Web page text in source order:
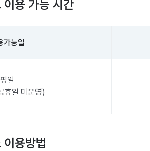
이용 가능 시간
가능일
평일
휴일 미운영)
용방법